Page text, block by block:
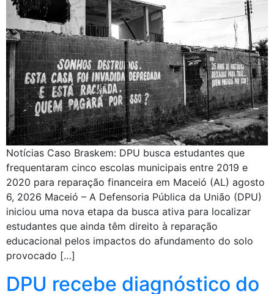
Notícias Caso Braskem: DPU busca estudantes que
frequentaram cinco escolas municipais entre 2019 e
2020 para reparação financeira em Maceió (AL) agosto
6, 2026 Maceió – A Defensoria Pública da União (DPU)
iniciou uma nova etapa da busca ativa para localizar
estudantes que ainda têm direito à reparação
educacional pelos impactos do afundamento do solo
provocado […]
DPU recebe diagnóstico do